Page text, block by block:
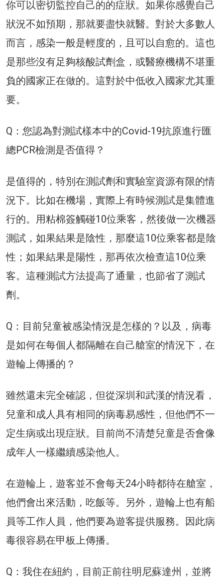
你可以密切監控自己的的症狀。如果你感覺自己
狀況不如預期，那就要盡快就醫。對於大多數人
而言，感染一般是輕度的，且可以自愈的。這也
是那些沒有足夠核酸試劑盒，或醫療機構不堪重
負的國家正在做的。這對於中低收入國家尤其重
要。
Q：您認為對測試樣本中的Covid-19抗原進行匯
總PCR檢測是否值得？
是值得的，特別在測試劑和實驗室資源有限的情
況下。比如在機場，實際上有時候測試是集體進
行的。用粘棉簽觸碰10位乘客，然後做一次機器
測試，如果結果是陰性，那麼這10位乘客都是陰
性；如果結果是陽性，那再依次檢查這10位乘
客。這種測試方法提高了通量，也節省了測試
劑。
Q：目前兒童被感染情況是怎樣的？以及，病毒
是如何在每個人都隔離在自己艙室的情況下，在
遊輪上傳播的？
雖然還未完全確認，但從深圳和武漢的情況看，
兒童和成人具有相同的病毒易感性，但他們不一
定生病或出現症狀。目前尚不清楚兒童是否會像
成年人一樣繼續感染他人。
在遊輪上，遊客並不會每天24小時都待在艙室，
他們會出來活動，吃飯等。另外，遊輪上也有船
員等工作人員，他們要為遊客提供服務。因此病
毒很容易在甲板上傳播。
Q：我住在紐約，目前正前往明尼蘇達州，並將